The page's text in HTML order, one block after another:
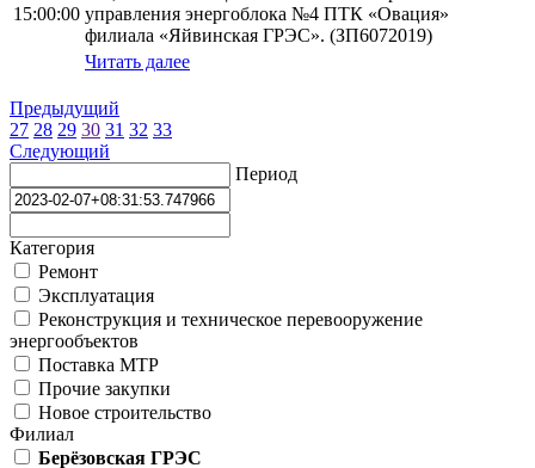
15:00:00 управления энергоблока №4 ПТК «Овация»
филиала «Яйвинская ГРЭС». (ЗП6072019)
Читать далее
Предыдущий
27 28 29 30 31 32 33
Следующий
Период
Категория
Ремонт
Эксплуатация
Реконструкция и техническое перевооружение
энергообъектов
Поставка МТР
Прочие закупки
Новое строительство
Филиал
Берёзовская ГРЭС